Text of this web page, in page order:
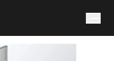
du efter?